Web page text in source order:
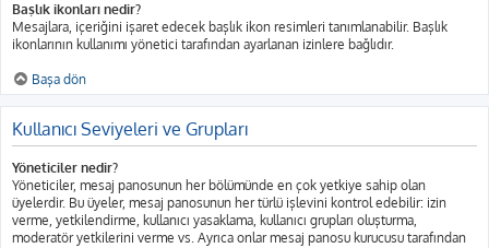
Başlık ikonları nedir?
Mesajlara, içeriğini işaret edecek başlık ikon resimleri tanımlanabilir. Başlık
ikonlarının kullanımı yönetici tarafından ayarlanan izinlere bağlıdır.
Başa dön
Kullanıcı Seviyeleri ve Grupları
Yöneticiler nedir?
Yöneticiler, mesaj panosunun her bölümünde en çok yetkiye sahip olan
üyelerdir. Bu üyeler, mesaj panosunun her türlü işlevini kontrol edebilir: izin
verme, yetkilendirme, kullanıcı yasaklama, kullanıcı grupları oluşturma,
moderatör yetkilerini verme vs. Ayrıca onlar mesaj panosu kurucusu tarafından